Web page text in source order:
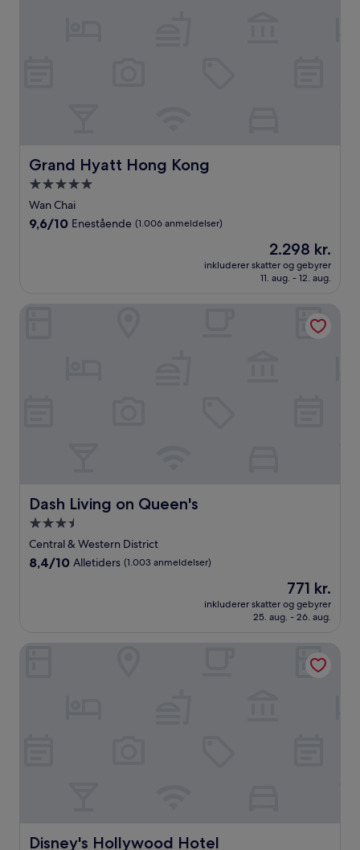
Grand Hyatt Hong Kong
Grand Hyatt Hong Kong
5.0-
stjernet
overnatningssted
Wan Chai
9.6
anmeldelser)
9,6/10 Enestående (1.006 anmeldelser)
Prisen
er
2.298 kr.
2.298 kr.
inkluderer skatter og gebyrer
11. aug. - 12. aug.
Dash Living on Queen's
Dash Living on Queen's
3.5-
stjernet
overnatningssted
Central & Western District
8.4
anmeldelser)
8,4/10 Alletiders (1.003 anmeldelser)
Prisen
er
771 kr.
771 kr.
inkluderer skatter og gebyrer
25. aug. - 26. aug.
Disney's Hollywood Hotel
Disney's Hollywood Hotel